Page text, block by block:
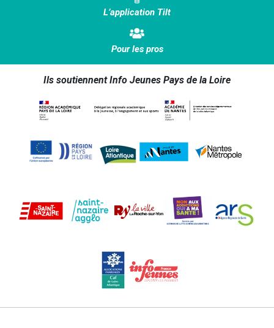
L’application Tilt
Pour les pros
Ils soutiennent Info Jeunes Pays de la Loire